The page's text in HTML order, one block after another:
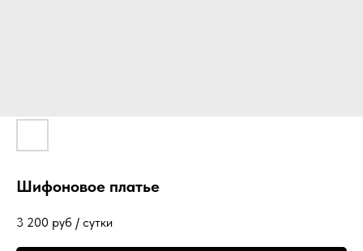
Шифоновое платье
3 200 руб / сутки